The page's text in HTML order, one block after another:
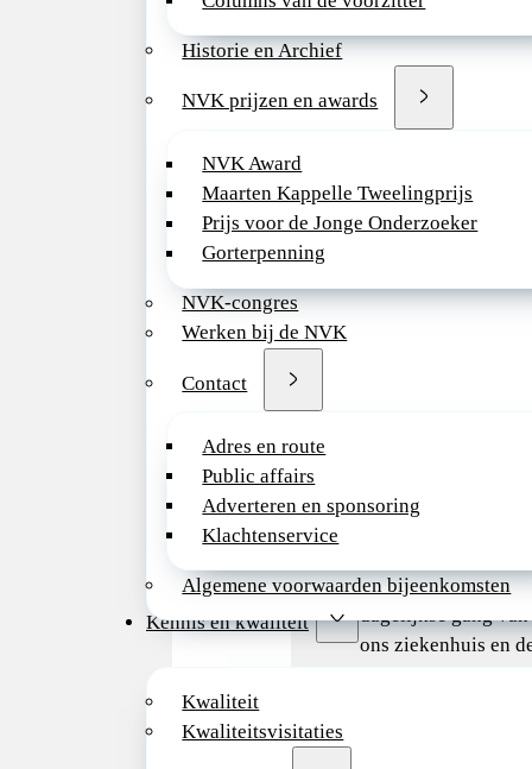
Historie en Archief
NVK prijzen en awards
NVK Award
Maarten Kappelle Tweelingprijs
Prijs voor de Jonge Onderzoeker
Gorterpenning
NVK-congres
Werken bij de NVK
Contact
Adres en route
Public affairs
Adverteren en sponsoring
Klachtenservice
Algemene voorwaarden bijeenkomsten
Kennis en kwaliteit
Kwaliteit
Kwaliteitsvisitaties
medische zorg aan
natuurlijk
en een brede
aspecten van de
bereid om in een
handhaven van de
van de zorg voor
actief bij te dragen
dagelijkse gang
ons ziekenhuis en